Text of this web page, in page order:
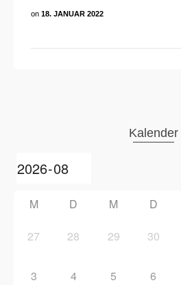
on 18. JANUAR 2022
Kalender
M D M D
27 28 29 30
3 4 5 6